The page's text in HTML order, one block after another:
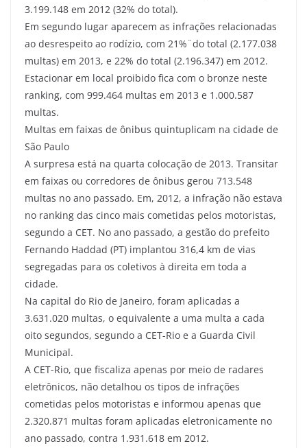
3.199.148 em 2012 (32% do total).
Em segundo lugar aparecem as infrações relacionadas
ao desrespeito ao rodízio, com 21%¨do total (2.177.038
multas) em 2013, e 22% do total (2.196.347) em 2012.
Estacionar em local proibido fica com o bronze neste
ranking, com 999.464 multas em 2013 e 1.000.587
multas.
Multas em faixas de ônibus quintuplicam na cidade de
São Paulo
A surpresa está na quarta colocação de 2013. Transitar
em faixas ou corredores de ônibus gerou 713.548
multas no ano passado. Em, 2012, a infração não estava
no ranking das cinco mais cometidas pelos motoristas,
segundo a CET. No ano passado, a gestão do prefeito
Fernando Haddad (PT) implantou 316,4 km de vias
segregadas para os coletivos à direita em toda a
cidade.
Na capital do Rio de Janeiro, foram aplicadas a
3.631.020 multas, o equivalente a uma multa a cada
oito segundos, segundo a CET-Rio e a Guarda Civil
Municipal.
A CET-Rio, que fiscaliza apenas por meio de radares
eletrônicos, não detalhou os tipos de infrações
cometidas pelos motoristas e informou apenas que
2.320.871 multas foram aplicadas eletronicamente no
ano passado, contra 1.931.618 em 2012.